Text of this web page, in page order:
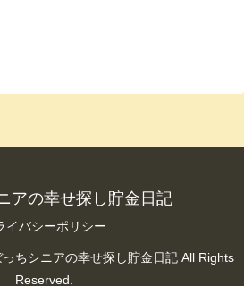
アの幸せ探し貯金日記
イバシーポリシー
ちシニアの幸せ探し貯金日記 All Rights
Reserved.